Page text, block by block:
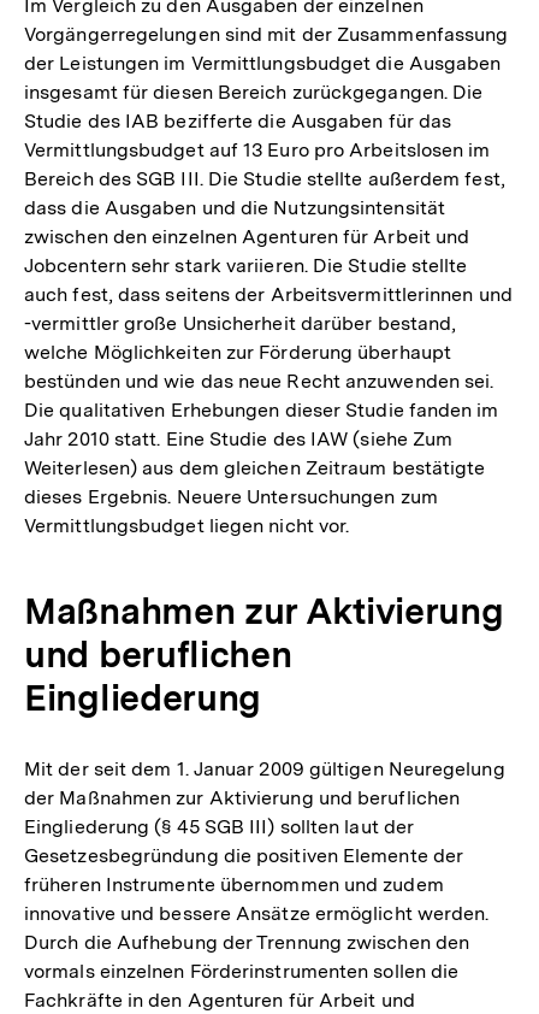
Im Vergleich zu den Ausgaben der einzelnen
Vorgängerregelungen sind mit der Zusammenfassung
der Leistungen im Vermittlungsbudget die Ausgaben
insgesamt für diesen Bereich zurückgegangen. Die
Studie des IAB bezifferte die Ausgaben für das
Vermittlungsbudget auf 13 Euro pro Arbeitslosen im
Bereich des SGB III. Die Studie stellte außerdem fest,
dass die Ausgaben und die Nutzungsintensität
zwischen den einzelnen Agenturen für Arbeit und
Jobcentern sehr stark variieren. Die Studie stellte
auch fest, dass seitens der Arbeitsvermittlerinnen und
-vermittler große Unsicherheit darüber bestand,
welche Möglichkeiten zur Förderung überhaupt
bestünden und wie das neue Recht anzuwenden sei.
Die qualitativen Erhebungen dieser Studie fanden im
Jahr 2010 statt. Eine Studie des IAW (siehe Zum
Weiterlesen) aus dem gleichen Zeitraum bestätigte
dieses Ergebnis. Neuere Untersuchungen zum
Vermittlungsbudget liegen nicht vor.
Maßnahmen zur Aktivierung
und beruflichen
Eingliederung
Mit der seit dem 1. Januar 2009 gültigen Neuregelung
der Maßnahmen zur Aktivierung und beruflichen
Eingliederung (§ 45 SGB III) sollten laut der
Gesetzesbegründung die positiven Elemente der
früheren Instrumente übernommen und zudem
innovative und bessere Ansätze ermöglicht werden.
Durch die Aufhebung der Trennung zwischen den
vormals einzelnen Förderinstrumenten sollen die
Fachkräfte in den Agenturen für Arbeit und